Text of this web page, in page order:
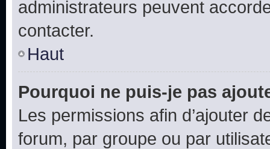
administrateurs peuvent
contacter.
Haut
Pourquoi ne puis-je pas
Les permissions afin d’ajouter
forum, par groupe ou par